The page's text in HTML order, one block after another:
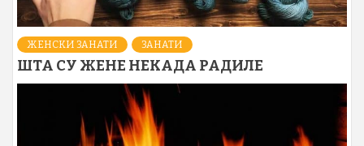
ЖЕНСКИ ЗАНАТИ ЗАНАТИ
ШТА СУ ЖЕНЕ НЕКАДА РАДИЛЕ